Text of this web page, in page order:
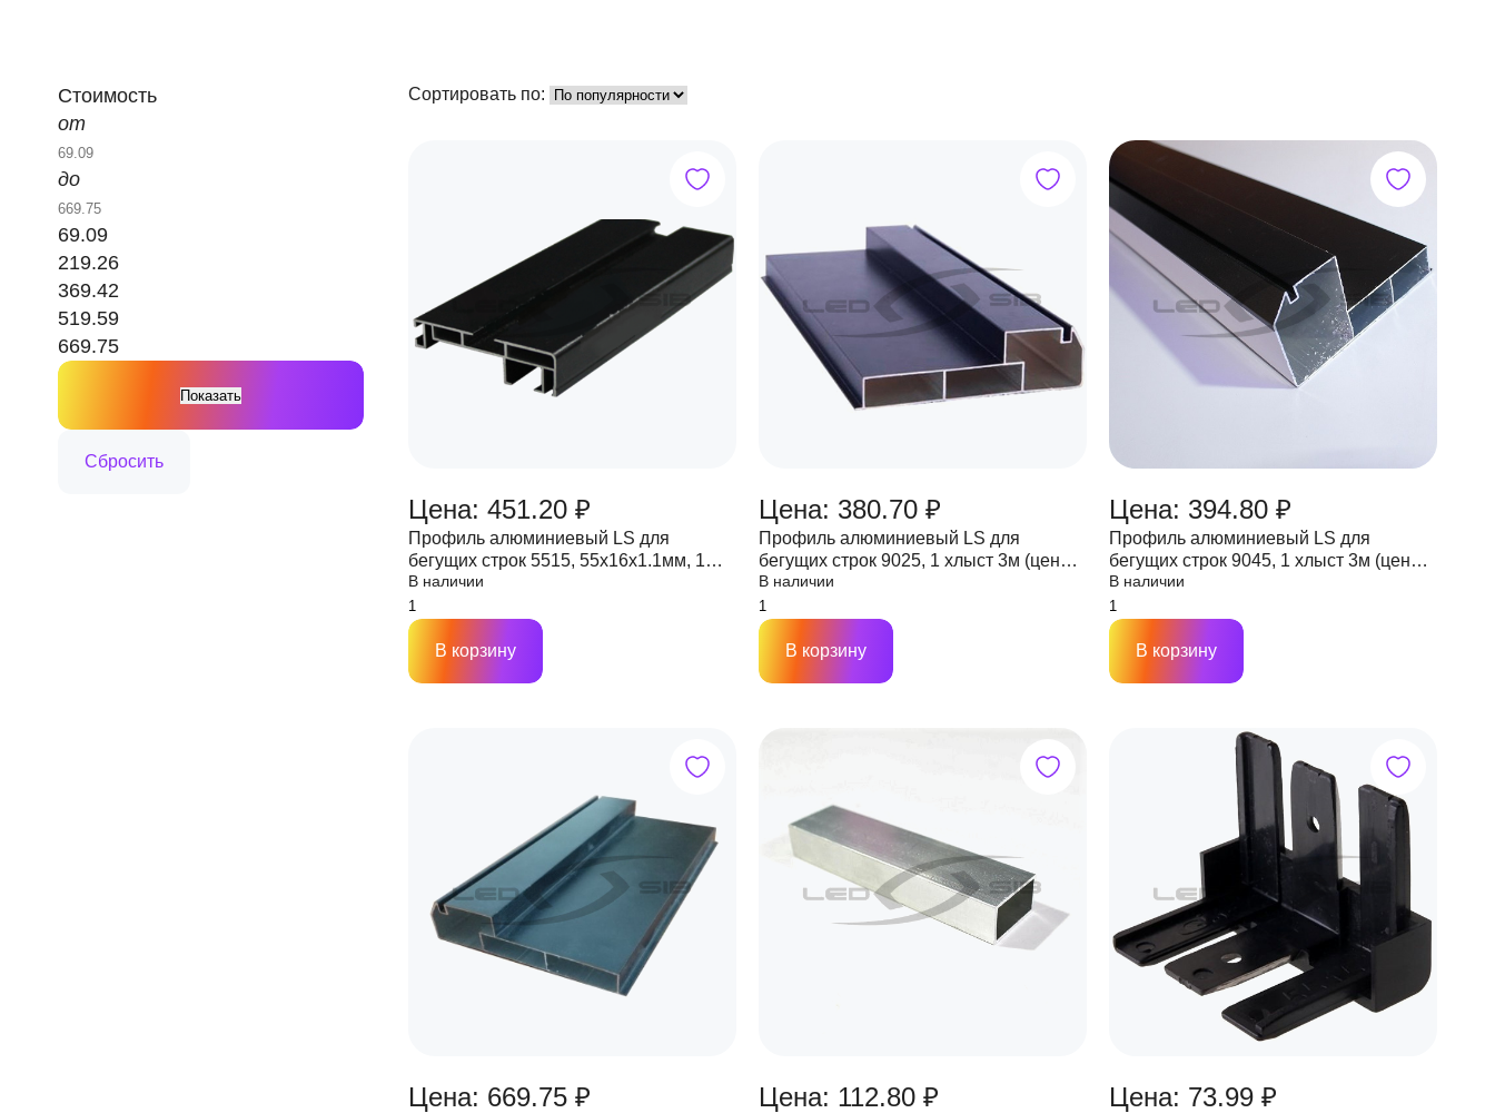
Стоимость
от
до
69.09
219.26
369.42
519.59
669.75
Сортировать по:
Цена: 451.20 ₽
Профиль алюминиевый LS для
бегущих строк 5515, 55х16х1.1мм, 1
хлыст 3м (цена за м.)
В наличии
В корзину
Цена: 380.70 ₽
Профиль алюминиевый LS для
бегущих строк 9025, 1 хлыст 3м (цена
за м.)
В наличии
В корзину
Цена: 394.80 ₽
Профиль алюминиевый LS для
бегущих строк 9045, 1 хлыст 3м (цена
за м.)
В наличии
В корзину
Цена: 669.75 ₽ Цена: 112.80 ₽ Цена: 73.99 ₽